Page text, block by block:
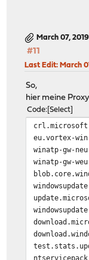
March 07,
#11
Last Edit: March
So,
hier meine
Code Select
eu.vortex-
winatp-gw-
winatp-gw-